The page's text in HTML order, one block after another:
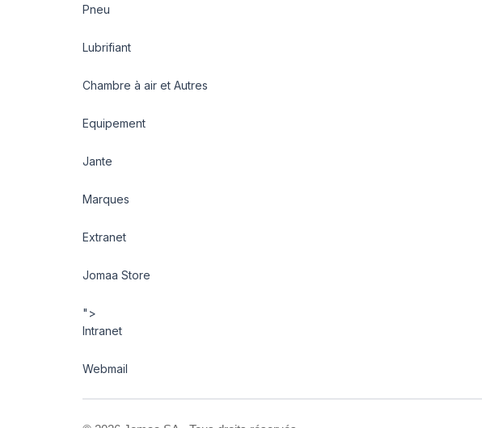
Pneu
Lubrifiant
Chambre à air et Autres
Equipement
Jante
Marques
Extranet
Jomaa Store
">
Intranet
Webmail